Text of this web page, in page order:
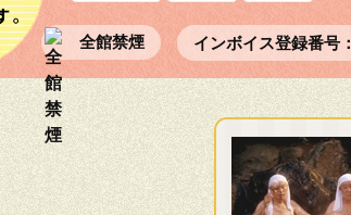
全館禁煙 インボイス登録番号：